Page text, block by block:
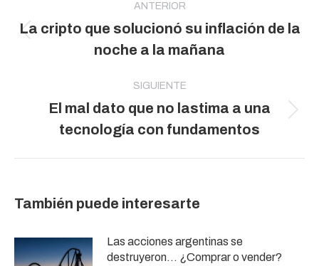
publicaciones
ANTERIOR
Publicación
anterior:
La cripto que solucionó su inflación de la
noche a la mañana
SIGUIENTE
Publicación
siguiente:
El mal dato que no lastima a una
tecnología con fundamentos
También puede interesarte
Las acciones argentinas se
destruyeron… ¿Comprar o vender?